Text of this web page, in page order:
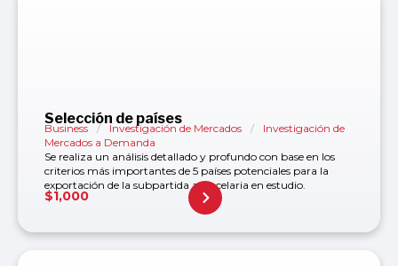
Selección de países
Business / Investigación de Mercados /
Investigación de
Mercados a Demanda
Se realiza un análisis detallado y profundo con base en los
criterios más importantes de 5 países potenciales para la
exportación de la subpartida arancelaria en estudio.
$1,000